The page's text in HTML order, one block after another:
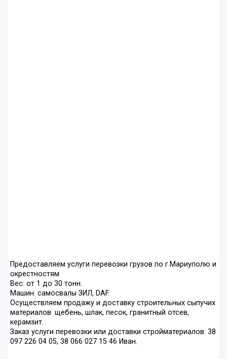
Предоставляем услуги перевозки грузов по г.Мариуполю и
окрестностям.
Вес: от 1 до 30 тонн.
Машин: самосвалы ЗИЛ, DAF.
Осуществляем продажу и доставку строительных сыпучих
материалов: щебень, шлак, песок, гранитный отсев,
керамзит.
Заказ услуги перевозки или доставки стройматериалов: 38
097 226 04 05, 38 066 027 15 46 Иван.